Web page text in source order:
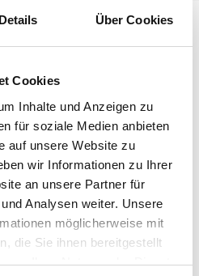
Details Über Cookies
Cookies
Inhalte und Anzeigen zu
für soziale Medien anbieten
auf unsere Website zu
wir Informationen zu Ihrer
an unsere Partner für
Analysen weiter. Unsere
möglicherweise mit
die Sie ihnen bereitgestellt
Ihrer Nutzung der Dienste
schon an der Lösung und
wie möglich beheben.
unseren Online-Shop
sich inspirieren.
ONLINE-SHOP